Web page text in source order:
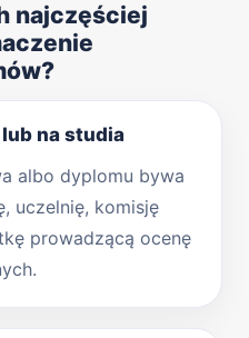
najczęściej
na studia
albo dyplomu bywa
uczelnię, komisję
prowadzącą ocenę